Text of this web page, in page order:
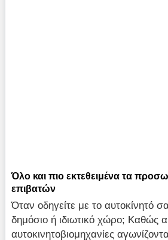
Όλο και πιο εκτεθειμένα τα
επιβατών
Όταν οδηγείτε με το αυτοκίνητό
δημόσιο ή ιδιωτικό χώρο; Καθώς
αυτοκινητοβιομηχανίες